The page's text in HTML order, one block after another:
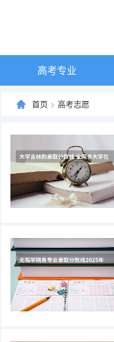
高考专业
首页 > 高考志愿